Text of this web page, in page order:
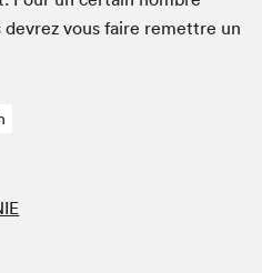
devrez vous faire remet­tre un